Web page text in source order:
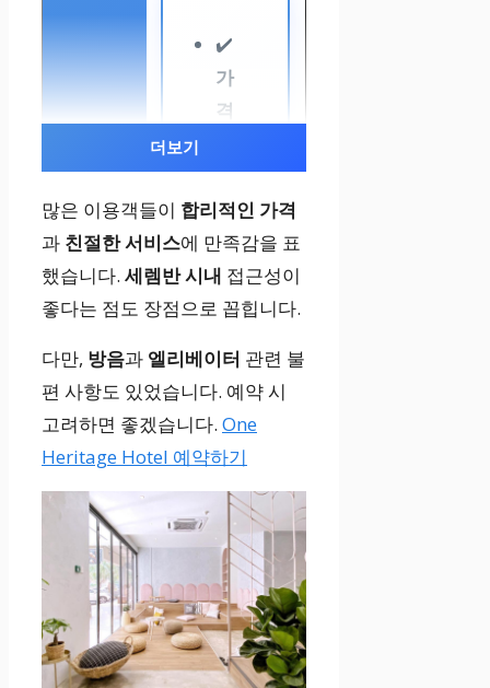
킹베드 1개
욕조, 무료 Wi-F
i, 에어컨
Bachelor Roo
m
싱글베드 1개
무료 Wi-Fi, 에
어컨, 샤워 부스
✔️
가
격
비
만
족
도
가
음
✔️
친
절
한
직
원
응
대
더보기
많은 이용객들이 합리적인 가격
과 친절한 서비스에 만족감을 표
했습니다. 세렘반 시내 접근성이
좋다는 점도 장점으로 꼽힙니다.
다만, 방음과 엘리베이터 관련 불
편 사항도 있었습니다. 예약 시
고려하면 좋겠습니다. One
Heritage Hotel 예약하기